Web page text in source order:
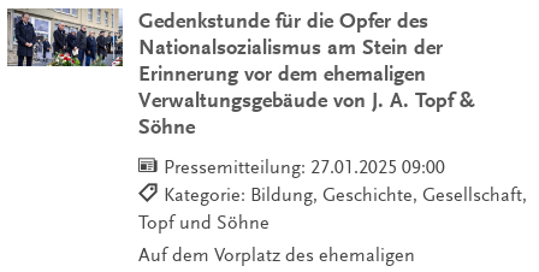
Gedenkstunde für die Opfer des
Nationalsozialismus am Stein der
Erinnerung vor dem ehemaligen
Verwaltungsgebäude von J. A. Topf &
Söhne
Pressemitteilung: 27.01.2025 09:00
Kategorie: Bildung, Geschichte, Gesellschaft,
Topf und Söhne
Auf dem Vorplatz des ehemaligen